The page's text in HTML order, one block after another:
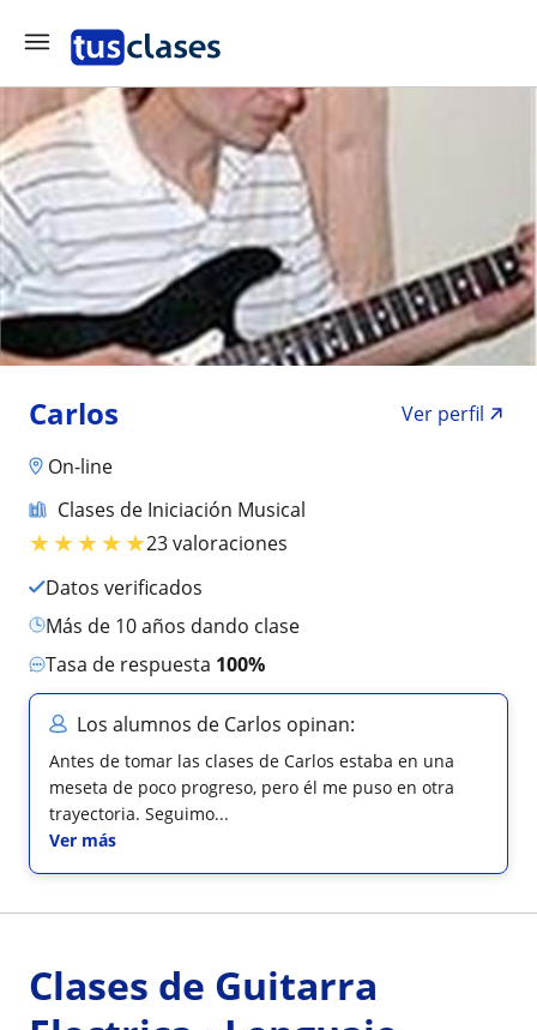
Carlos
Ver perfil
On-line
Clases de Iniciación Musical
★★★★★23 valoraciones
Datos verificados
más de 10 años dando clase
Tasa de respuesta 100%
Los alumnos de Carlos opinan:
Antes de tomar las clases de Carlos estaba en una
meseta de poco progreso, pero él me puso en otra
trayectoria. Seguimo...
Ver más
Clases de Guitarra